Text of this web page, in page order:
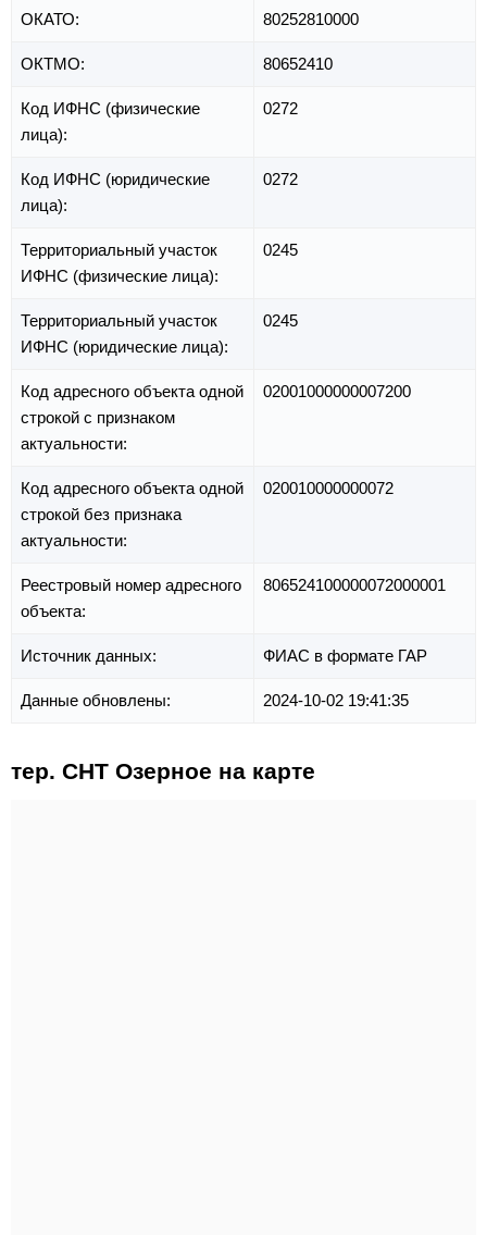
ОКАТО: 80252810000
ОКТМО: 80652410
Код ИФНС (физические
лица):
0272
Код ИФНС (юридические
лица):
0272
Территориальный участок
ИФНС (физические лица):
0245
Территориальный участок
ИФНС (юридические лица):
0245
Код адресного объекта одной
строкой с признаком
актуальности:
02001000000007200
Код адресного объекта одной
строкой без признака
актуальности:
020010000000072
Реестровый номер адресного
объекта:
806524100000072000001
Источник данных: ФИАС в формате ГАР
Данные обновлены: 2024-10-02 19:41:35
тер. СНТ Озерное на карте